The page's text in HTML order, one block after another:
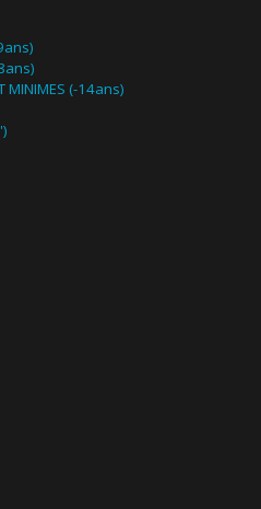
MINIMES (-14ans)